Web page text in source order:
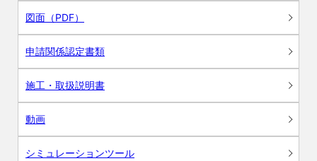
図面（PDF）
申請関係認定書類
施工・取扱説明書
動画
シミュレーションツール